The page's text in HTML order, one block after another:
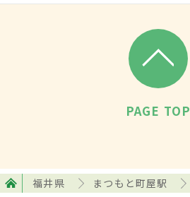
PAGE TOP
福井県 まつもと町屋駅